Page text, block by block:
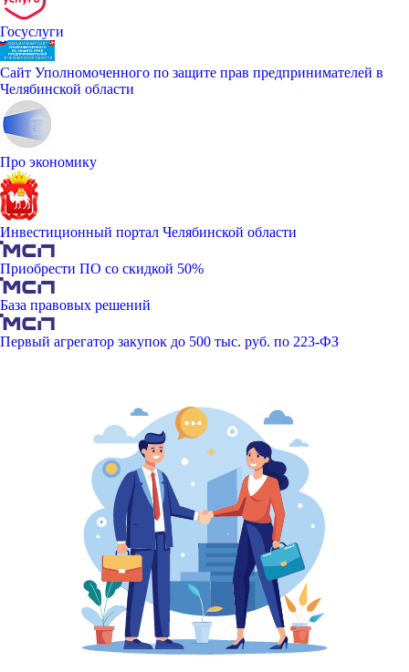
Госуслуги
Сайт Уполномоченного по защите прав предпринимателей в
Челябинской области
Про экономику
Инвестиционный портал Челябинской области
Приобрести ПО со скидкой 50%
База правовых решений
Первый агрегатор закупок до 500 тыс. руб. по 223-ФЗ